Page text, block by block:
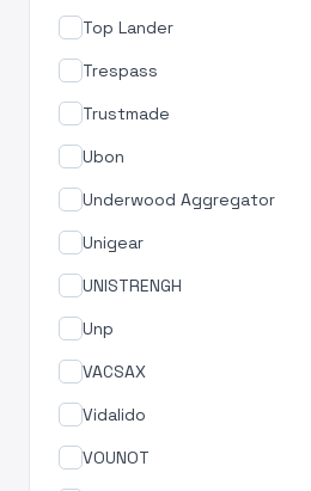
Top Lander
Trespass
Trustmade
Ubon
Underwood Aggregator
Unigear
UNISTRENGH
Unp
VACSAX
Vidalido
VOUNOT